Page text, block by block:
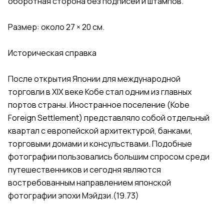
Размер: около 27 × 20 см.
Историческая справка
После открытия Японии для международной
торговли в XIX веке Кобе стал одним из главных
портов страны. Иностранное поселение (Kobe
Foreign Settlement) представляло собой отдельный
квартал с европейской архитектурой, банками,
торговыми домами и консульствами. Подобные
фотографии пользовались большим спросом среди
путешественников и сегодня являются
востребованным направлением японской
фотографии эпохи Мэйдзи.(19.73)